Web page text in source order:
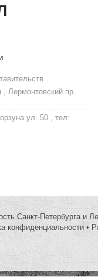
, Лермонтовский пр.
ул. 50 , тел:
Санкт-Петербурга и
конфиденциальности •